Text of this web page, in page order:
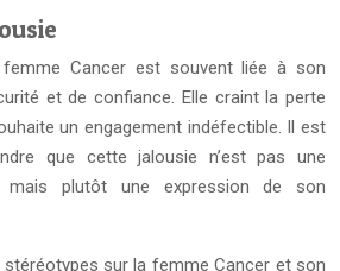
Cancer est souvent liée à son
et de confiance. Elle craint la perte
un engagement indéfectible. Il est
que cette jalousie n’est pas une
mais plutôt une expression de son
sur la femme Cancer et son